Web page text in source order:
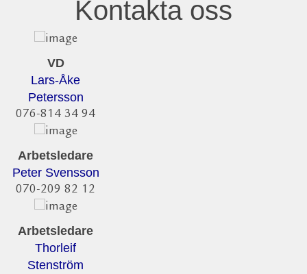
Kontakta oss
VD
Lars-Åke
Petersson
076-814 34 94
Arbetsledare
Peter Svensson
070-209 82 12
Arbetsledare
Thorleif
Stenström